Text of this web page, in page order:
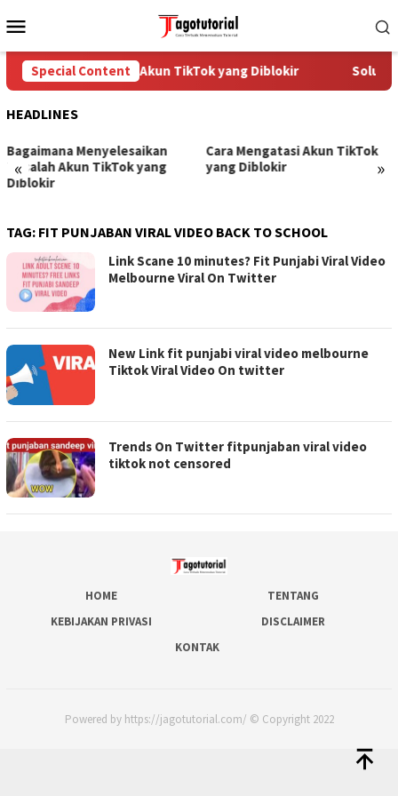
to
Menu
Special Content
Cara Mengatasi Akun TikTok yang Diblokir Solusi
HEADLINES
« »
Bagaimana Menyelesaikan
Masalah Akun TikTok yang
Diblokir
Cara Mengatasi Akun TikTok
yang Diblokir
TAG: FIT PUNJABAN VIRAL VIDEO BACK TO SCHOOL
Link Scane 10 minutes? Fit Punjabi Viral Video
Melbourne Viral On Twitter
New Link fit punjabi viral video melbourne
Tiktok Viral Video On twitter
Trends On Twitter fitpunjaban viral video
tiktok not censored
HOME
TENTANG
KEBIJAKAN PRIVASI
DISCLAIMER
KONTAK
Powered by https://jagotutorial.com/ © Copyright 2022